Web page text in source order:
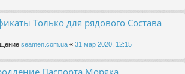
Только для рядового Состава
seamen.com.ua « 31 мар 2020, 12:15